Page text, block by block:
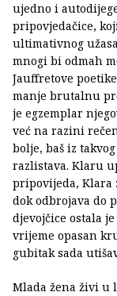
ujedno i
pripovjedačice,
ultimativnog
mnogi bi odmah
Jauffretove
manje brutalnu
je egzemplar
već na razini
bolje, baš iz
razlistava. Klaru
pripovijeda,
dok odbrojava do
djevojčice ostala
vrijeme opasan
gubitak sada
Mlada žena živi u